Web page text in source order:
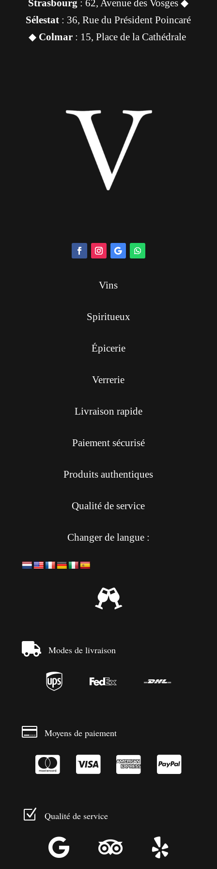
Strasbourg : 62, Avenue des Vosges ◆
Sélestat : 36, Rue du Président Poincaré
◆ Colmar: 15, Place de la Cathédrale
Vins
Spiritueux
Épicerie
Verrerie
Livraison rapide
Paiement sécurisé
Produits authentiques
Qualité de service
Changer de langue :

 Modes de livraison
  
 Moyens de paiement
   
Z Qualité de service
  